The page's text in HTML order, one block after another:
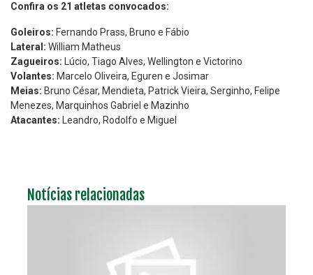
Confira os 21 atletas convocados:
Goleiros: Fernando Prass, Bruno e Fábio
Lateral: William Matheus
Zagueiros:
Lúcio, Tiago Alves, Wellington e Victorino
Volantes: Marcelo Oliveira, Eguren e Josimar
Meias: Bruno César, Mendieta, Patrick Vieira, Serginho, Felipe
Menezes, Marquinhos Gabriel e Mazinho
Atacantes:
Leandro, Rodolfo e Miguel
Notícias relacionadas